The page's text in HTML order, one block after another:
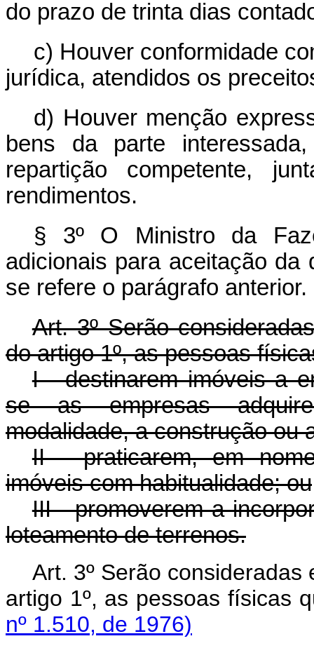
do prazo de trinta dias
c) Houver conformidade
jurídica, atendidos os
d) Houver menção
bens da parte
repartição competente,
rendimentos.
§ 3º O Ministro da
adicionais para aceitação da
se refere o parágrafo anterior.
Art. 3º Serão
do artigo 1º, as pessoas
I - destinarem imóveis a
se as empresas
modalidade, a construção ou
II - praticarem, em
imóveis com habitualidade; ou
III - promoverem a
loteamento de terrenos.
Art. 3º Serão
artigo 1º, as pessoas físicas
nº 1.510, de 1976)